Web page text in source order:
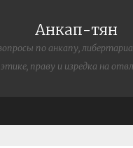
Анкап-тян
по анкапу,
праву и изредка на